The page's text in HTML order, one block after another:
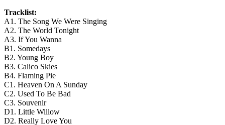
Tracklist:
A1. The Song We Were Singing
A2. The World Tonight
A3. If You Wanna
B1. Somedays
B2. Young Boy
B3. Calico Skies
B4. Flaming Pie
C1. Heaven On A Sunday
C2. Used To Be Bad
C3. Souvenir
D1. Little Willow
D2. Really Love You